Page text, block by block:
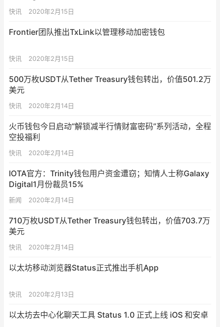
快讯 2020年2月15日
Frontier团队推出TxLink以管理移动加密钱包
快讯 2020年2月15日
500万枚USDT从Tether Treasury钱包转出，价值501.2万
美元
快讯 2020年2月14日
火币钱包今日启动“解锁减半行情财富密码”系列活动，全程
空投福利
快讯 2020年2月14日
IOTA官方：Trinity钱包用户资金遭窃​；知情人士称Galaxy
Digital1月份裁员15%
新闻 2020年2月14日
710万枚USDT从Tether Treasury钱包转出，价值703.7万
美元
快讯 2020年2月14日
以太坊移动浏览器Status正式推出手机App
快讯 2020年2月13日
以太坊去中心化聊天工具 Status 1.0 正式上线 iOS 和安卓